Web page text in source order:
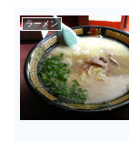
ラーメン